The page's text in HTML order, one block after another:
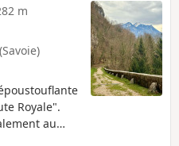
m
Royale".
au